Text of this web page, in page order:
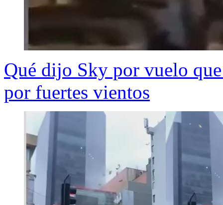
Qué dijo Sky por vuelo
por fuertes vientos